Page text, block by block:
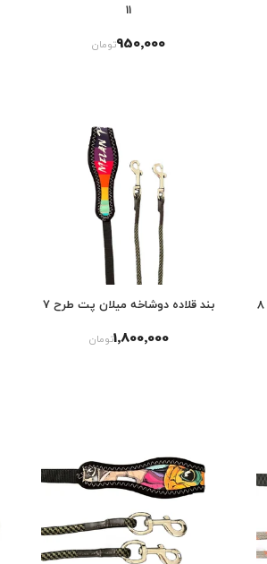
11
950٬000تومان
بند قلاده دوشاخه میلان پت طرح 7
1٬800٬000تومان